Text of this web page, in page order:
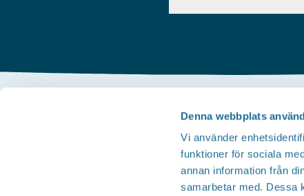
Denna webbplats
Vi använder
funktioner för sociala
annan information från
samarbetar med. Dessa